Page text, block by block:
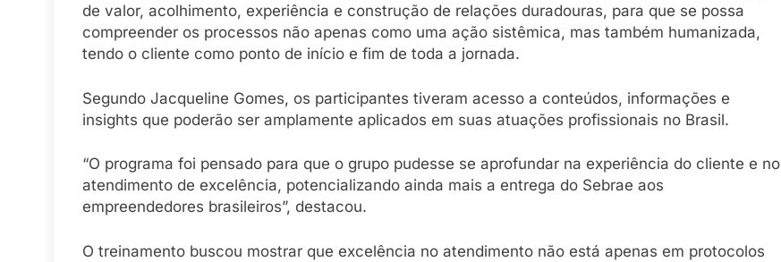
de valor, acolhimento, experiência e construção de relações duradouras, para que se possa
compreender os processos não apenas como uma ação sistêmica, mas também humanizada,
tendo o cliente como ponto de início e fim de toda a jornada.
Segundo Jacqueline Gomes, os participantes tiveram acesso a conteúdos, informações e
insights que poderão ser amplamente aplicados em suas atuações profissionais no Brasil.
“O programa foi pensado para que o grupo pudesse se aprofundar na experiência do cliente e no
atendimento de excelência, potencializando ainda mais a entrega do Sebrae aos
empreendedores brasileiros”, destacou.
O treinamento buscou mostrar que excelência no atendimento não está apenas em protocolos